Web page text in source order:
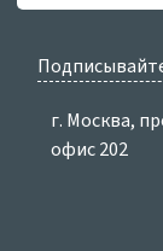
г. Москва,
офис 202